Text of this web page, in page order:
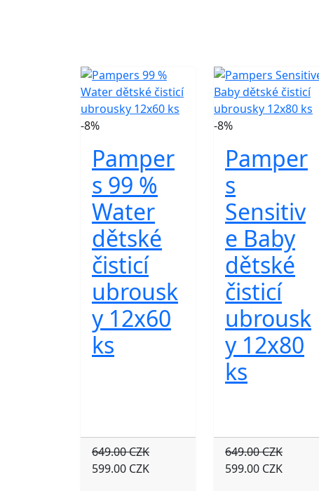
-8%
Pamper
s 99 %
Water
dětské
čisticí
ubrousk
y 12x60
ks
649.00 CZK
599.00 CZK
-8%
Pamper
s
Sensitiv
e Baby
dětské
čisticí
ubrousk
y 12x80
ks
649.00 CZK
599.00 CZK